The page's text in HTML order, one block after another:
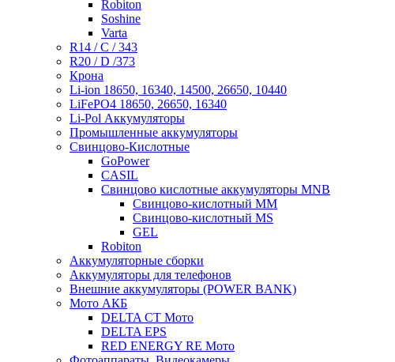
Robiton
Soshine
Varta
R14 / C / 343
R20 / D /373
Крона
Li-ion 18650, 16340, 14500, 26650, 10440
LiFePO4 18650, 26650, 16340
Li-Pol Аккумуляторы
Промышленные аккумуляторы
Свинцово-Кислотные
GoPower
CASIL
Свинцово кислотные аккумуляторы MNB
Cвинцово-кислотный MM
Cвинцово-кислотный MS
GEL
Robiton
Аккумуляторные сборки
Аккумуляторы для телефонов
Внешние аккумуляторы (POWER BANK)
Мото АКБ
DELTA CT Мото
DELTA EPS
RED ENERGY RE Мото